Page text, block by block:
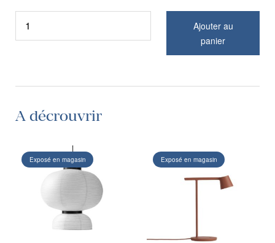
Ajouter au
panier
A décrouvrir
Exposé en magasin Exposé en magasin